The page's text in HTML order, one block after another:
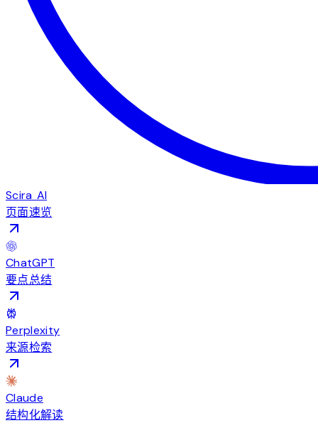
Scira AI
页面速览
ChatGPT
要点总结
Perplexity
来源检索
Claude
结构化解读